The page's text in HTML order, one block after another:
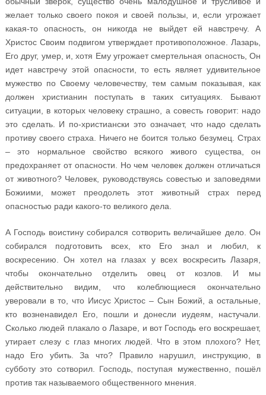
желает только своего покоя и своей пользы, и, если угрожает
какая-то опасность, он никогда не выйдет ей навстречу. А
Христос Своим подвигом утверждает противоположное. Лазарь,
Его друг, умер, и, хотя Ему угрожает смертельная опасность, Он
идет навстречу этой опасности, то есть являет удивительное
мужество по Своему человечеству, тем самым показывая, как
должен христианин поступать в таких ситуациях. Бывают
ситуации, в которых человеку страшно, а совесть говорит: надо
это сделать. И по-христиански это означает, что надо сделать
противу своего страха. Ничего не боится только безумец. Страх
– это нормальное свойство всякого живого существа, он
предохраняет от опасности. Но чем человек должен отличаться
от животного? Человек, руководствуясь совестью и заповедями
Божиими, может преодолеть этот животный страх перед
опасностью ради какого-то великого дела.
А Господь воистину собирался сотворить величайшее дело. Он
собирался подготовить всех, кто Его знал и любил, к
воскресению. Он хотел на глазах у всех воскресить Лазаря,
чтобы окончательно отделить овец от козлов. И мы
действительно видим, что колеблющиеся окончательно
уверовали в то, что Иисус Христос – Сын Божий, а остальные,
кто возненавидел Его, пошли и донесли иудеям, настучали.
Сколько людей плакало о Лазаре, и вот Господь его воскрешает,
утирает слезу с глаз многих людей. Что в этом плохого? Нет,
надо Его убить. За что? Правило нарушил, инструкцию, в
субботу это сотворил. Господь, поступая мужественно, пошёл
против так называемого общественного мнения.